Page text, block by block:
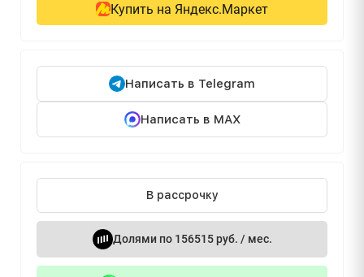
Купить на Яндекс.Маркет
Написать в Telegram
Написать в MAX
В рассрочку
Долями по 156515 руб. / мес.